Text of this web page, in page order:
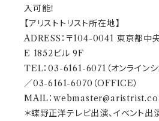
入可能！
【アリストトリスト所在地】
ADRESS：〒104-0041 東京都
E 1852ビル 9F
TEL：03-6161-6071（オンラインシ
／03-6161-6070（OFFICE）
MAIL：
＊蝶野正洋テレビ出演、イベント出